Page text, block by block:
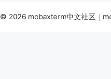
© 2026 mobaxterm中文社区｜